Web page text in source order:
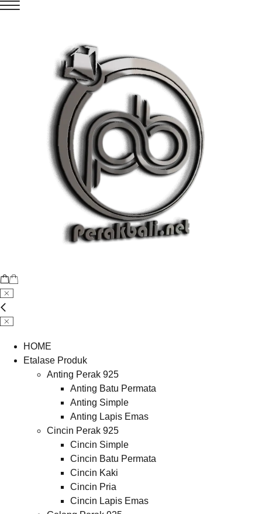
HOME
Etalase Produk
Anting Perak 925
Anting Batu Permata
Anting Simple
Anting Lapis Emas
Cincin Perak 925
Cincin Simple
Cincin Batu Permata
Cincin Kaki
Cincin Pria
Cincin Lapis Emas